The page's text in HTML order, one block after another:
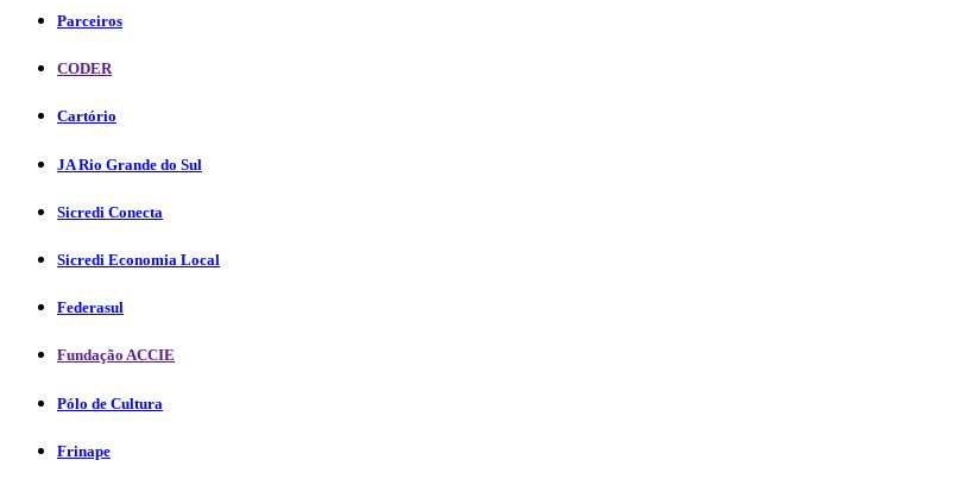
Parceiros
CODER
Cartório
JA Rio Grande do Sul
Sicredi Conecta
Sicredi Economia Local
Federasul
Fundação ACCIE
Pólo de Cultura
Frinape